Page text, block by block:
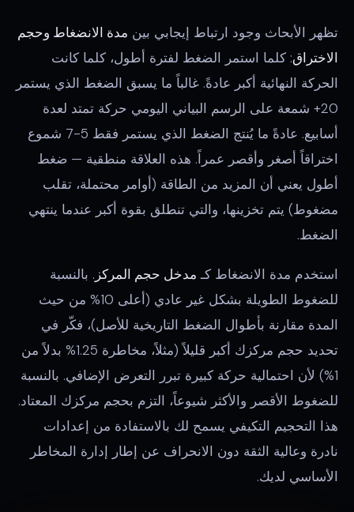
تظهر الأبحاث وجود ارتباط إيجابي بين مدة الانضغاط وحجم
الاختراق: كلما استمر الضغط لفترة أطول، كلما كانت
الحركة النهائية أكبر عادةً. غالباً ما يسبق الضغط الذي يستمر
20+ شمعة على الرسم البياني اليومي حركة تمتد لعدة
أسابيع. عادةً ما يُنتج الضغط الذي يستمر فقط 5-7 شموع
اختراقاً أصغر وأقصر عمراً. هذه العلاقة منطقية — ضغط
أطول يعني أن المزيد من الطاقة (أوامر محتملة، تقلب
مضغوط) يتم تخزينها، والتي تنطلق بقوة أكبر عندما ينتهي
الضغط.
استخدم مدة الانضغاط كـ مدخل حجم المركز . بالنسبة
للضغوط الطويلة بشكل غير عادي (أعلى 10% من حيث
المدة مقارنة بأطوال الضغط التاريخية للأصل)، فكّر في
تحديد حجم مركزك أكبر قليلاً (مثلاً، مخاطرة 1.25% بدلاً من
1%) لأن احتمالية حركة كبيرة تبرر التعرض الإضافي. بالنسبة
للضغوط الأقصر والأكثر شيوعاً، التزم بحجم مركزك المعتاد.
هذا التحجيم التكيفي يسمح لك بالاستفادة من إعدادات
نادرة وعالية الثقة دون الانحراف عن إطار إدارة المخاطر
الأساسي لديك.